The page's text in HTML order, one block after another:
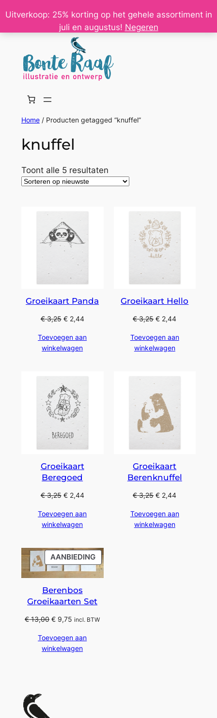
Uitverkoop: 25% korting op het gehele assortiment in
juli en augustus! Negeren
Ga
de
Home/ Producten getagged “knuffel”
knuffel
Toont alle 5 resultatenGesorteerd
Groeikaart Panda
€3,25 €2,44
Toevoegen aan
winkelwagen
Groeikaart Hello
€3,25 € 2,44
Toevoegen aan
winkelwagen
Groeikaart
Beregoed
€3,25 €2,44
Toevoegen aan
winkelwagen
Groeikaart
Berenknuffel
€3,25 € 2,44
Toevoegen aan
winkelwagen
AANBIEDINGPRODUCT
IN
DE
Berenbos
Groeikaarten Set
€13,00 Oorspronkelijke
was:
€ 13,00.
€ 9,75 Huidige
is:
€ 9,75.
incl. BTW
Toevoegen aan
winkelwagen